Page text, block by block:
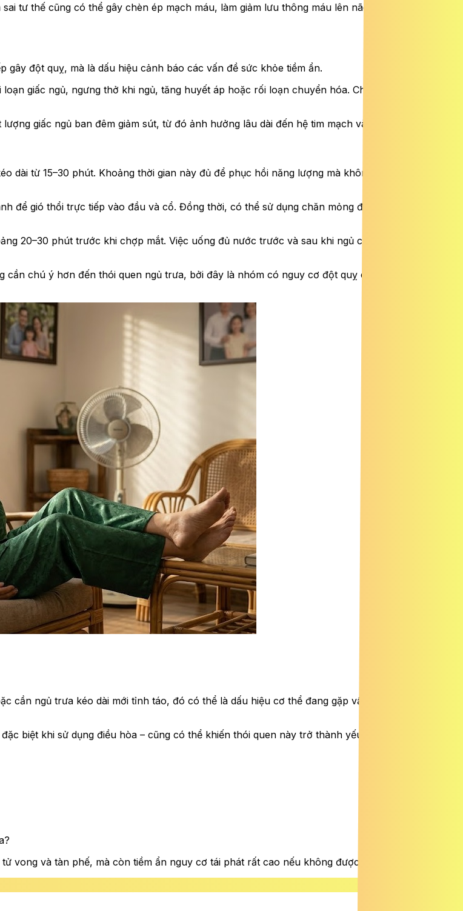
tư thế cũng có thể gây chèn ép mạch máu, làm giảm lưu thông máu lên não, từ đó tăng nguy
đột quỵ, mà là dấu hiệu cảnh báo các vấn đề sức khỏe tiềm ẩn.
giấc ngủ, ngưng thở khi ngủ, tăng huyết áp hoặc rối loạn chuyển hóa. Chính các bệnh lý này
giấc ngủ ban đêm giảm sút, từ đó ảnh hưởng lâu dài đến hệ tim mạch và não bộ.
từ 15–30 phút. Khoảng thời gian này đủ để phục hồi năng lượng mà không làm cơ thể rơi
để gió thổi trực tiếp vào đầu và cổ. Đồng thời, có thể sử dụng chăn mỏng để giữ ấm cơ thể, hạn
20–30 phút trước khi chợp mắt. Việc uống đủ nước trước và sau khi ngủ cũng giúp giảm nguy
chú ý hơn đến thói quen ngủ trưa, bởi đây là nhóm có nguy cơ đột quỵ cao nếu sinh hoạt
cần ngủ trưa kéo dài mới tỉnh táo, đó có thể là dấu hiệu cơ thể đang gặp vấn đề. Trong trường
biệt khi sử dụng điều hòa – cũng có thể khiến thói quen này trở thành yếu tố nguy hiểm cho
và tàn phế, mà còn tiềm ẩn nguy cơ tái phát rất cao nếu không được kiểm soát tốt.